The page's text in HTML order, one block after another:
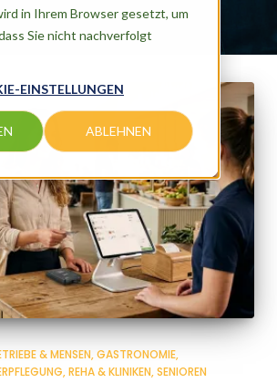
in Ihrem Browser gesetzt, um
Sie nicht nachverfolgt
EINSTELLUNGEN
ABLEHNEN
& MENSEN GASTRONOMIE
REHA & KLINIKEN SENIOREN